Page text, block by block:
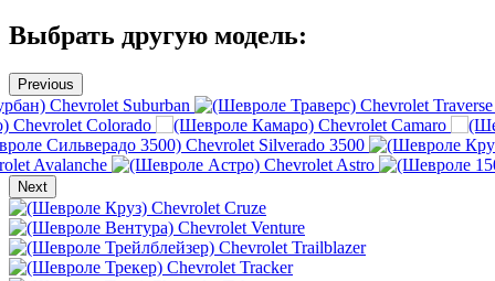
Выбрать другую модель:
Previous
Chevrolet Suburban
Chevrolet Traverse
Chevrolet Colorado
Chevrolet Camaro
Chevrolet Silverado 3500
Avalanche
Chevrolet Astro
Next
Chevrolet Cruze
Chevrolet Venture
Chevrolet Trailblazer
Chevrolet Tracker